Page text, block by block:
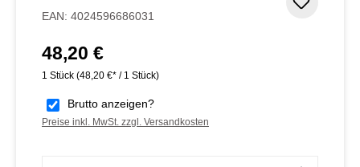
EAN: 4024596686031
Regulärer Preis:
48,20 €
1 Stück (48,20 €* / 1 Stück)
Brutto anzeigen?
Preise inkl. MwSt. zzgl. Versandkosten